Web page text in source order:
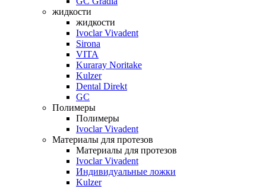
жидкости
жидкости
Ivoclar Vivadent
Sirona
VITA
Kuraray Noritake
Kulzer
Dental Direkt
GC
Полимеры
Полимеры
Ivoclar Vivadent
Материалы для протезов
Материалы для протезов
Ivoclar Vivadent
Индивидуальные ложки
Kulzer